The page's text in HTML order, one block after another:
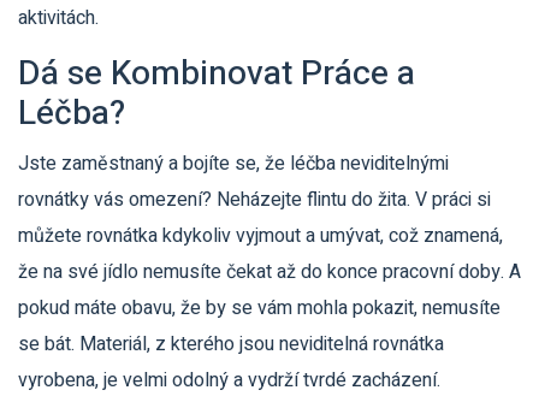
aktivitách.
Dá se Kombinovat Práce a
Léčba?
Jste zaměstnaný a bojíte se, že léčba neviditelnými
rovnátky vás omezení? Neházejte flintu do žita. V práci si
můžete rovnátka kdykoliv vyjmout a umývat, což znamená,
že na své jídlo nemusíte čekat až do konce pracovní doby. A
pokud máte obavu, že by se vám mohla pokazit, nemusíte
se bát. Materiál, z kterého jsou neviditelná rovnátka
vyrobena, je velmi odolný a vydrží tvrdé zacházení.